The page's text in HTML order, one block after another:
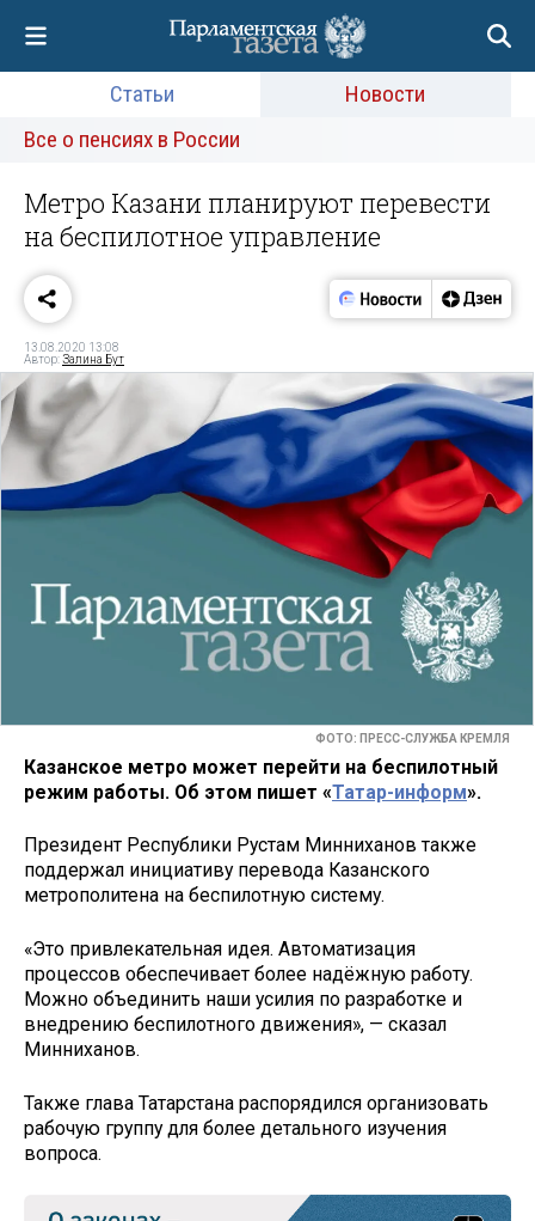
Статьи
Новости
Все о пенсиях в России
Метро Казани планируют перевести
на беспилотное управление
13.08.2020 13:08
Автор:Залина Бут
ФОТО: ПРЕСС-СЛУЖБА КРЕМЛЯ
Кaзанское метро может перейти на бeспилотный
режим работы. Об этом пишет «Татар-информ».
Президент Республики Рустам Минниханов также
поддержал инициативу перевода Казанского
метрополитена на беспилотную систему.
«Это привлекательная идея. Автоматизация
процессов обеспечивает более надёжную работу.
Можно объединить наши усилия по разработке и
внедрению беспилотного движения», — сказал
Минниханов.
Также глава Татарстана распорядился организовать
рабочую группу для более детального изучения
вопроса.